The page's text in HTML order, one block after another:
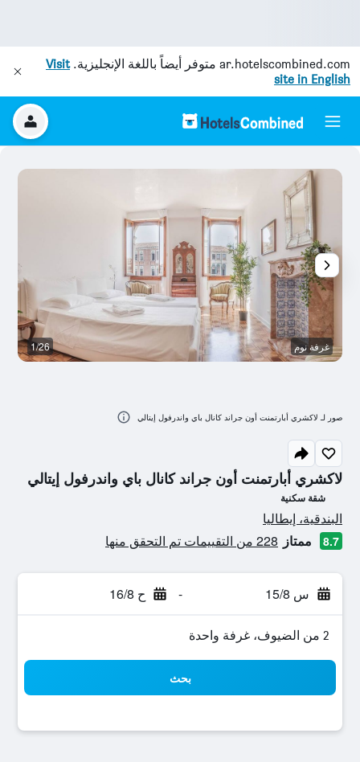
ar.hotelscombined.com متوفر أيضاً باللغة الإنجليزية.Visit
site in English
لاكشري أبارتمنت أون جراند كانال باي واندرفول إيتالي
شقة سكنية
تقييم فئة 0
البندقية، إيطاليا
8.7 ممتاز 228 من التقييمات تم التحقق منها
س 15/8 - ح 16/8
2 من الضيوف، غرفة واحدة
بحث
غرفة نوم 1/26
صور لـ لاكشري أبارتمنت أون جراند كانال باي واندرفول إيتالي